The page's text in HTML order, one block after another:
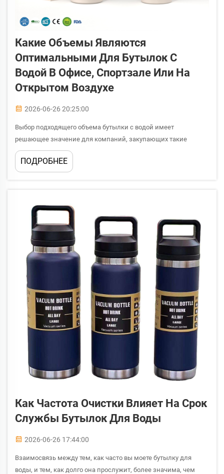
Какие Объемы Являются
Оптимальными Для Бутылок С
Водой В Офисе, Спортзале Или На
Открытом Воздухе
2026-06-26 20:25:00
Выбор подходящего объема бутылки с водой имеет
решающее значение для компаний, закупающих такие
бутылки оптом для корпоративных подарков, розничных
запасов или программ branded merchandise. Оптимальный
ПОДРОБНЕЕ
Как Частота Очистки Влияет На Срок
Службы Бутылок Для Воды
2026-06-26 17:44:00
Взаимосвязь между тем, как часто вы моете бутылку для
воды, и тем, как долго она прослужит, более значима, чем